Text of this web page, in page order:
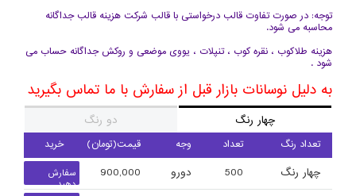
توجه: در صورت تفاوت قالب درخواستی با قالب شرکت هزینه قالب جداگانه
محاسبه می شود.
هزینه طلاکوب ، نقره کوب ، تنپلات ، یووی موضعی و روکش جداگانه حساب می
شود .
به دلیل نوسانات بازار قبل از سفارش با ما تماس بگیرید
چهار رنگ دو رنگ
تعداد رنگ تعداد وجه قیمت(تومان) خرید
چهار رنگ 500 دورو 900,000
سفارش
دهید